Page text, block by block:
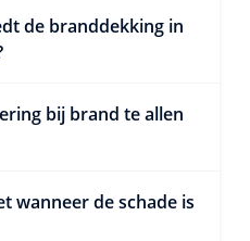
de branddekking in
bij brand te allen
wanneer de schade is